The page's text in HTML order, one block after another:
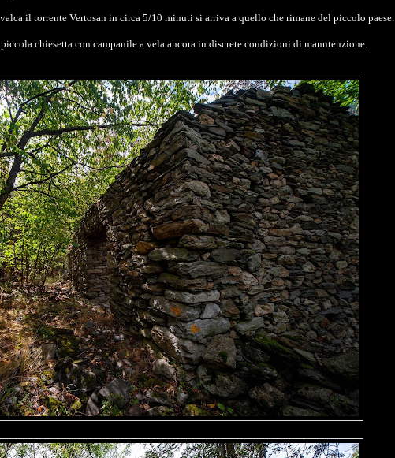
il torrente Vertosan in circa 5/10 minuti si arriva a quello che rimane del piccolo paese.
chiesetta con campanile a vela ancora in discrete condizioni di manutenzione.